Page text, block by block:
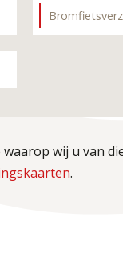
wij u van
.